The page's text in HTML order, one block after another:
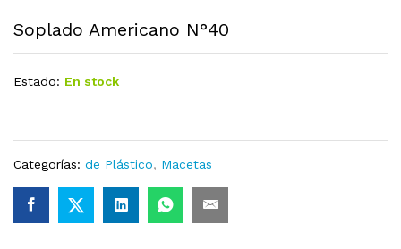
Soplado Americano N°40
Estado: En stock
Categorías: de Plástico, Macetas